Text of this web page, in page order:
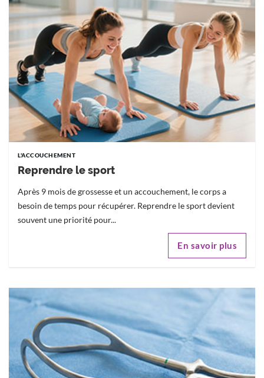
L'ACCOUCHEMENT
Reprendre le sport
Après 9 mois de grossesse et un accouchement, le corps a
besoin de temps pour récupérer. Reprendre le sport devient
souvent une priorité pour...
En savoir plus